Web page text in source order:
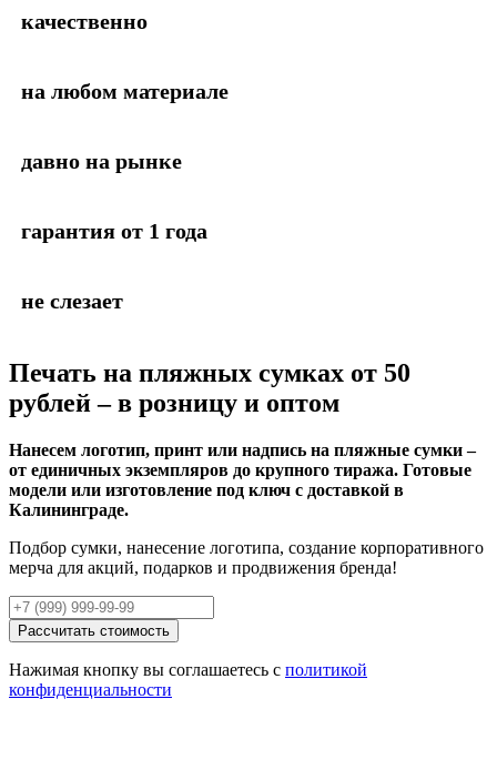
качественно
на любом материале
давно на рынке
гарантия от 1 года
не слезает
Печать на пляжных сумках от 50
рублей – в розницу и оптом
Нанесем логотип, принт или надпись на пляжные сумки –
от единичных экземпляров до крупного тиража. Готовые
модели или изготовление под ключ с доставкой в
Калининграде.
Подбор сумки, нанесение логотипа, создание корпоративного
мерча для акций, подарков и продвижения бренда!
Рассчитать стоимость
Нажимая кнопку вы соглашаетесь с политикой
конфиденциальности